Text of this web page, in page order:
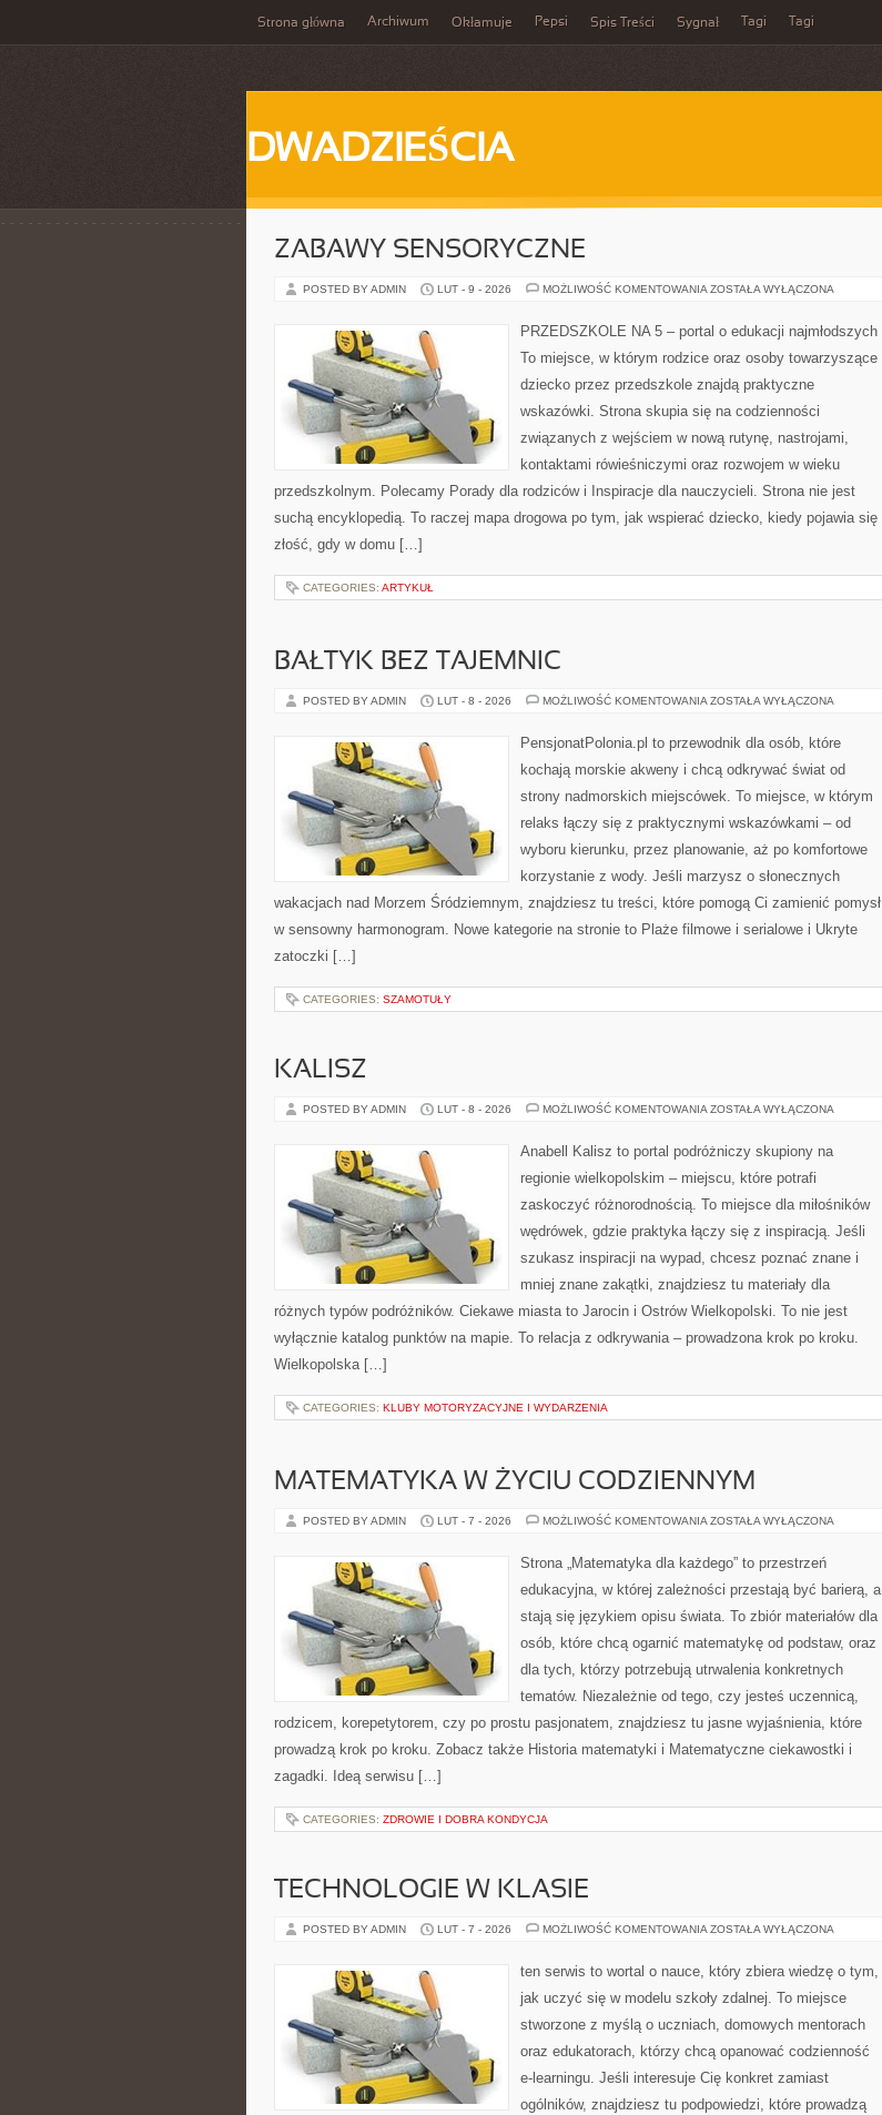
Strona główna Archiwum Okłamuje Pepsi Spis Treści Sygnał Tagi Tagi
DWADZIEŚCIA
ZABAWY SENSORYCZNE
POSTED BY ADMIN LUT - 9 - 2026 MOŻLIWOŚĆ KOMENTOWANIA ZABAWY
ZOSTAŁA WYŁĄCZONA
PRZEDSZKOLE NA 5 – portal o edukacji najmłodszych
To miejsce, w którym rodzice oraz osoby towarzyszące
dziecko przez przedszkole znajdą praktyczne
wskazówki. Strona skupia się na codzienności
związanych z wejściem w nową rutynę, nastrojami,
kontaktami rówieśniczymi oraz rozwojem w wieku
przedszkolnym. Polecamy Porady dla rodziców i Inspiracje dla nauczycieli. Strona nie jest
suchą encyklopedią. To raczej mapa drogowa po tym, jak wspierać dziecko, kiedy pojawia się
złość, gdy w domu […]
CATEGORIES: ARTYKUŁ
BAŁTYK BEZ TAJEMNIC
POSTED BY ADMIN LUT - 8 - 2026 MOŻLIWOŚĆ KOMENTOWANIA BAŁTYK
ZOSTAŁA WYŁĄCZONA
PensjonatPolonia.pl to przewodnik dla osób, które
kochają morskie akweny i chcą odkrywać świat od
strony nadmorskich miejscówek. To miejsce, w którym
relaks łączy się z praktycznymi wskazówkami – od
wyboru kierunku, przez planowanie, aż po komfortowe
korzystanie z wody. Jeśli marzysz o słonecznych
wakacjach nad Morzem Śródziemnym, znajdziesz tu treści, które pomogą Ci zamienić pomysł
w sensowny harmonogram. Nowe kategorie na stronie to Plaże filmowe i serialowe i Ukryte
zatoczki […]
CATEGORIES: SZAMOTUŁY
KALISZ
POSTED BY ADMIN LUT - 8 - 2026 MOŻLIWOŚĆ KOMENTOWANIA KALISZ
ZOSTAŁA WYŁĄCZONA
Anabell Kalisz to portal podróżniczy skupiony na
regionie wielkopolskim – miejscu, które potrafi
zaskoczyć różnorodnością. To miejsce dla miłośników
wędrówek, gdzie praktyka łączy się z inspiracją. Jeśli
szukasz inspiracji na wypad, chcesz poznać znane i
mniej znane zakątki, znajdziesz tu materiały dla
różnych typów podróżników. Ciekawe miasta to Jarocin i Ostrów Wielkopolski. To nie jest
wyłącznie katalog punktów na mapie. To relacja z odkrywania – prowadzona krok po kroku.
Wielkopolska […]
CATEGORIES: KLUBY MOTORYZACYJNE I WYDARZENIA
MATEMATYKA W ŻYCIU CODZIENNYM
POSTED BY ADMIN LUT - 7 - 2026 MOŻLIWOŚĆ KOMENTOWANIA MATEMATYKA
CODZIENNYM
ZOSTAŁA WYŁĄCZONA
Strona „Matematyka dla każdego” to przestrzeń
edukacyjna, w której zależności przestają być barierą, a
stają się językiem opisu świata. To zbiór materiałów dla
osób, które chcą ogarnić matematykę od podstaw, oraz
dla tych, którzy potrzebują utrwalenia konkretnych
tematów. Niezależnie od tego, czy jesteś uczennicą,
rodzicem, korepetytorem, czy po prostu pasjonatem, znajdziesz tu jasne wyjaśnienia, które
prowadzą krok po kroku. Zobacz także Historia matematyki i Matematyczne ciekawostki i
zagadki. Ideą serwisu […]
CATEGORIES: ZDROWIE I DOBRA KONDYCJA
TECHNOLOGIE W KLASIE
POSTED BY ADMIN LUT - 7 - 2026 MOŻLIWOŚĆ KOMENTOWANIA TECHNOLOGIE
ZOSTAŁA WYŁĄCZONA
ten serwis to wortal o nauce, który zbiera wiedzę o tym,
jak uczyć się w modelu szkoły zdalnej. To miejsce
stworzone z myślą o uczniach, domowych mentorach
oraz edukatorach, którzy chcą opanować codzienność
e-learningu. Jeśli interesuje Cię konkret zamiast
ogólników, znajdziesz tu podpowiedzi, które prowadzą